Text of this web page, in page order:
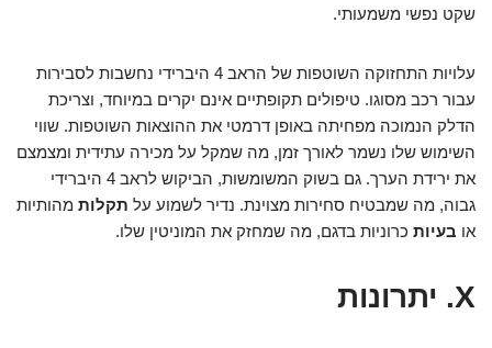
שקט נפשי משמעותי.
עלויות התחזוקה השוטפות של הראב 4 היברידי נחשבות לסבירות
עבור רכב מסוגו. טיפולים תקופתיים אינם יקרים במיוחד, וצריכת
הדלק הנמוכה מפחיתה באופן דרמטי את ההוצאות השוטפות. שווי
השימוש שלו נשמר לאורך זמן, מה שמקל על מכירה עתידית ומצמצם
את ירידת הערך. גם בשוק המשומשות, הביקוש לראב 4 היברידי
גבוה, מה שמבטיח סחירות מצוינת. נדיר לשמוע על תקלות מהותיות
או בעיות כרוניות בדגם, מה שמחזק את המוניטין שלו.
X. יתרונות